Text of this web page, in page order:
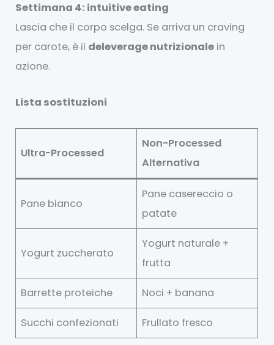
Settimana 4: intuitive eating
Lascia che il corpo scelga. Se arriva un craving
per carote, è il deleverage nutrizionale in
azione.
Lista sostituzioni
Ultra-Processed
Non-Processed
Alternativa
Pane bianco
Pane casereccio o
patate
Yogurt zuccherato
Yogurt naturale +
frutta
Barrette proteiche Noci + banana
Succhi confezionati Frullato fresco